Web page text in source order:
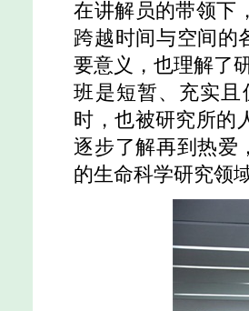
在讲解员的带领下
跨越时间与空间的
要意义，也理解了
班是短暂、充实
时，也被研究所的
逐步了解再到热爱
的生命科学研究领